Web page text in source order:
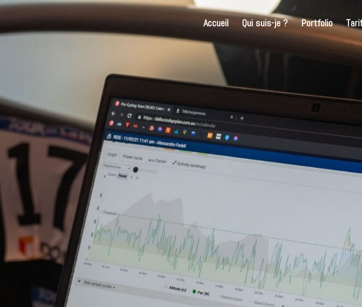
Accueil Qui suis-je ? Portfolio